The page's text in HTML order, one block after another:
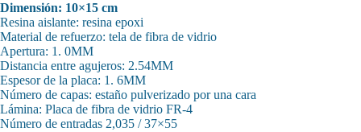
Dimensión: 10×15 cm
Resina aislante: resina epoxi
Material de refuerzo: tela de fibra de vidrio
Apertura: 1. 0MM
Distancia entre agujeros: 2.54MM
Espesor de la placa: 1. 6MM
Número de capas: estaño pulverizado por una cara
Lámina: Placa de fibra de vidrio FR-4
Número de entradas 2,035 / 37×55